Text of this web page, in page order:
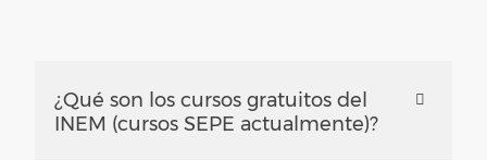
¿Qué son los cursos gratuitos del
INEM (cursos SEPE actualmente)?